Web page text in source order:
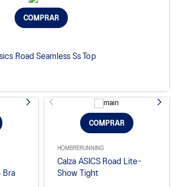
COMPRAR
Road Seamless Ss Top
Bra
COMPRAR
HOMBRERUNNING
Calza ASICS Road Lite-
Show Tight